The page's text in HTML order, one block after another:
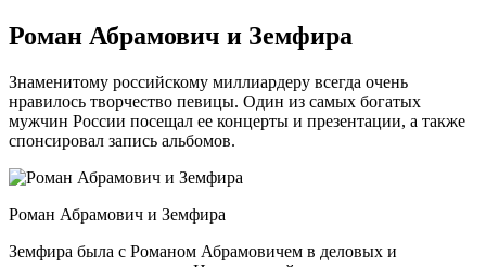
Роман Абрамович и Земфира
Знаменитому российскому миллиардеру всегда очень
нравилось творчество певицы. Один из самых богатых
мужчин России посещал ее концерты и презентации, а также
спонсировал запись альбомов.
Роман Абрамович и Земфира
Земфира была с Романом Абрамовичем в деловых и